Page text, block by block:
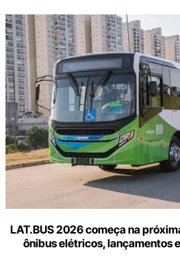
LAT.BUS 2026 começa na
ônibus elétricos, lançamentos